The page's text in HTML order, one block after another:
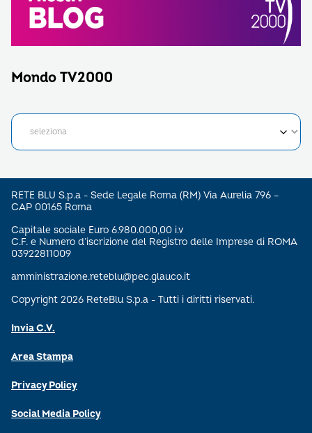
Mondo TV2000
RETE BLU S.p.a - Sede Legale Roma (RM) Via Aurelia 796 –
CAP 00165 Roma
Capitale sociale Euro 6.980.000,00 i.v
C.F. e Numero d’iscrizione del Registro delle Imprese di ROMA
03922811009
amministrazione.reteblu@pec.glauco.it
Copyright 2026 ReteBlu S.p.a - Tutti i diritti riservati.
Invia C.V.
Area Stampa
Privacy Policy
Social Media Policy